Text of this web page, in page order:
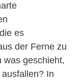
es
der Ferne zu
was geschieht,
In